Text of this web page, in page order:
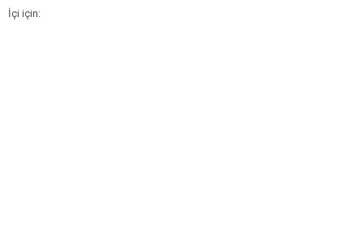
İçi için: